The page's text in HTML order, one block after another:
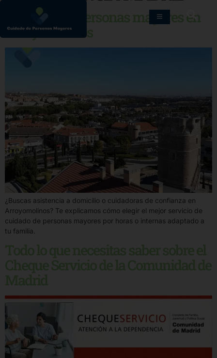
Cuidados de personas mayores en
Arroyomolinos
¿Buscas asistencia a domicilio o cuidadoras de confianza en
Arroyomolinos? Te explicamos cómo elegir el mejor servicio de
cuidado de personas mayores por horas o internas adaptado a
tu familia.